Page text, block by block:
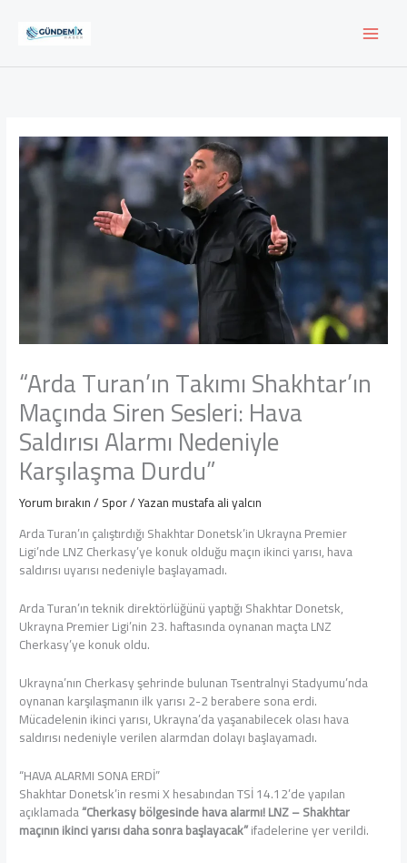
“Arda Turan’ın Takımı Shakhtar’ın
Maçında Siren Sesleri: Hava
Saldırısı Alarmı Nedeniyle
Karşılaşma Durdu”
Yorum bırakın/Spor/ Yazanmustafa ali yalcın
Arda Turan’ın çalıştırdığı Shakhtar Donetsk’in Ukrayna Premier
Ligi’nde LNZ Cherkasy’ye konuk olduğu maçın ikinci yarısı, hava
saldırısı uyarısı nedeniyle başlayamadı.
Arda Turan’ın teknik direktörlüğünü yaptığı Shakhtar Donetsk,
Ukrayna Premier Ligi’nin 23. haftasında oynanan maçta LNZ
Cherkasy’ye konuk oldu.
Ukrayna’nın Cherkasy şehrinde bulunan Tsentralnyi Stadyumu’nda
oynanan karşılaşmanın ilk yarısı 2-2 berabere sona erdi.
Mücadelenin ikinci yarısı, Ukrayna’da yaşanabilecek olası hava
saldırısı nedeniyle verilen alarmdan dolayı başlayamadı.
“HAVA ALARMI SONA ERDİ”
Shakhtar Donetsk’in resmi X hesabından TSİ 14.12’de yapılan
açıklamada“Cherkasy bölgesinde hava alarmı! LNZ – Shakhtar
maçının ikinci yarısı daha sonra başlayacak”ifadelerine yer verildi.